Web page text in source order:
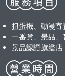
扭蛋機、動漫寄
一番賞、景品、
景品認證旗艦